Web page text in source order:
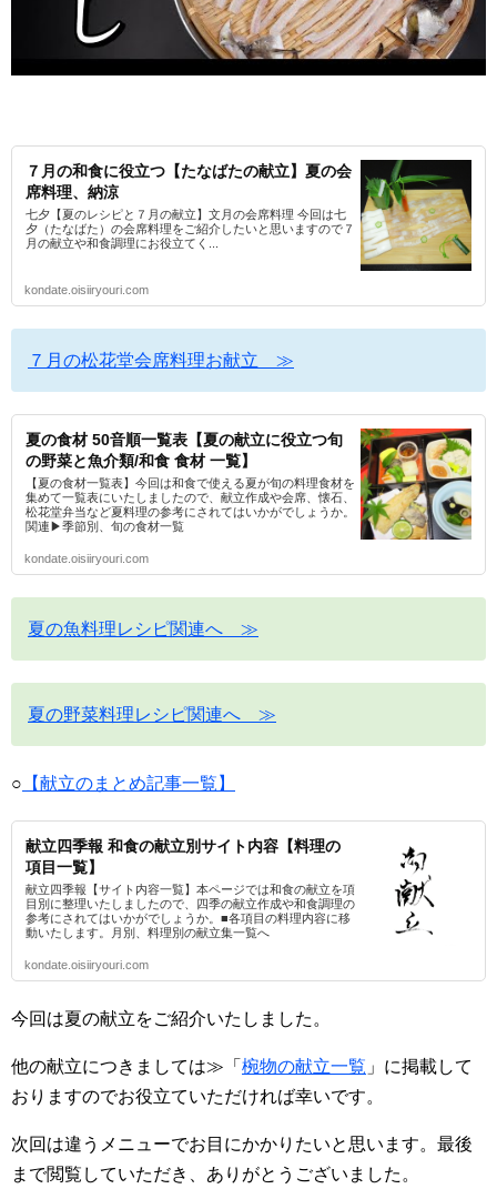
７月の和食に役立つ【たなばたの献立】夏の会
席料理、納涼
七夕【夏のレシピと７月の献立】文月の会席料理 今回は七
夕（たなばた）の会席料理をご紹介したいと思いますので７
月の献立や和食調理にお役立てく...
kondate.oisiiryouri.com
７月の松花堂会席料理お献立 ≫
夏の食材 50音順一覧表【夏の献立に役立つ旬
の野菜と魚介類/和食 食材 一覧】
【夏の食材一覧表】今回は和食で使える夏が旬の料理食材を
集めて一覧表にいたしましたので、献立作成や会席、懐石、
松花堂弁当など夏料理の参考にされてはいかがでしょうか。
関連▶季節別、旬の食材一覧
kondate.oisiiryouri.com
夏の魚料理レシピ関連へ ≫
夏の野菜料理レシピ関連へ ≫
○ 【献立のまとめ記事一覧】
献立四季報 和食の献立別サイト内容【料理の
項目一覧】
献立四季報【サイト内容一覧】本ページでは和食の献立を項
目別に整理いたしましたので、四季の献立作成や和食調理の
参考にされてはいかがでしょうか。■各項目の料理内容に移
動いたします。月別、料理別の献立集一覧へ
kondate.oisiiryouri.com
今回は夏の献立をご紹介いたしました。
他の献立につきましては≫「 椀物の献立一覧 」に掲載して
おりますのでお役立ていただければ幸いです。
次回は違うメニューでお目にかかりたいと思います。最後
まで閲覧していただき、ありがとうございました。